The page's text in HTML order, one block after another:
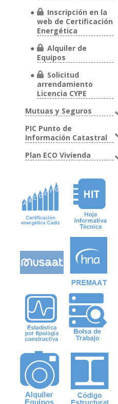
Inscripción en la
web de Certificación
Energética
Alquiler de
Equipos
Solicitud
arrendamiento
Licencia CYPE
Mutuas y Seguros
PIC Punto de
Información Catastral
Plan ECO Vivienda